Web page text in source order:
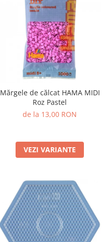
Mărgele de călcat HAMA MIDI
Roz Pastel
de la 13,00 RON
VEZI VARIANTE